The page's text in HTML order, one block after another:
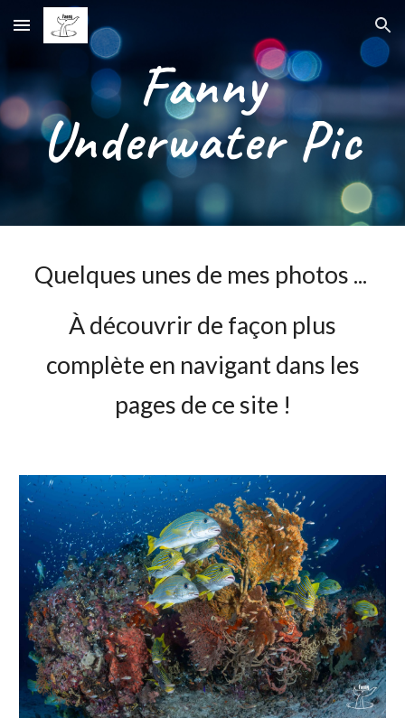
Skip to main content Skip to navigation
Fanny
Underwater Pic
Quelques unes de mes photos ...
À découvrir de façon plus
complète en navigant dans les
pages de ce site !